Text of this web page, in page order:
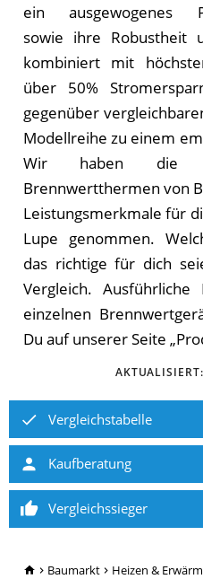
TopRatgeber24.de
Baumarkt
Heizen &
ein ausgewogenes
sowie ihre Robustheit
kombiniert mit
über 50%
gegenüber
Modellreihe zu einem
Wir ha­ben die
Brennwertthermen von
Leistungsmerkmale für
Lupe ge­nom­men.
das rich­ti­ge für dich
Ver­gleich.
einzelnen
Du auf unserer Seite
AKTUALISIERT:
Vergleichstabelle
Kaufberatung
Vergleichssieger